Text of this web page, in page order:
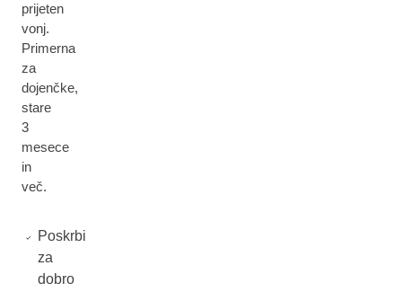
prijeten
vonj.
Primerna
za
dojenčke,
stare
3
mesece
in
več.
Poskrbi
za
dobro